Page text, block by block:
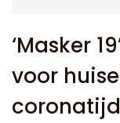
‘Masker
voor
coronatijd